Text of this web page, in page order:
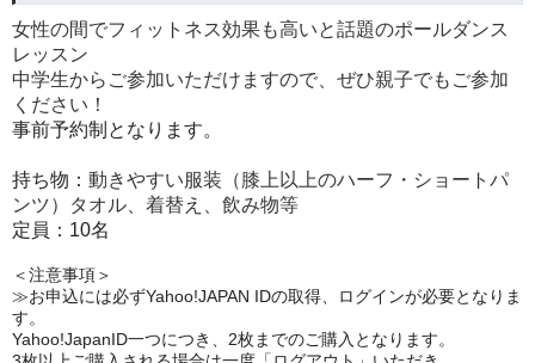
女性の間でフィットネス効果も高いと話題のポールダンス
レッスン
中学生からご参加いただけますので、ぜひ親子でもご参加
ください！
事前予約制となります。
持ち物： 動きやすい服装（膝上以上のハーフ・ショートパ
ンツ）タオル、着替え、飲み物等
定員：10名
＜注意事項＞
≫お申込には必ずYahoo!JAPAN IDの取得、ログインが必要となりま
す。
Yahoo!JapanID一つにつき、2枚までのご購入となります。